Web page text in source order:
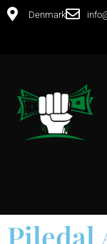
Denmark
Piledal